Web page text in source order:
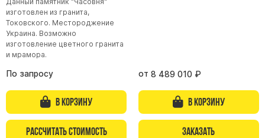
Памятники жене
Памятники мужчине
Памятники дедушке
изготовлен из гранита,
Токовского. Местороджение
Украина. Возможно
изготовление цветного гранита
и мрамора.
По запросу
В корзину
Рассчитать стоимость
от 8 489 010 ₽
В корзину
Заказать